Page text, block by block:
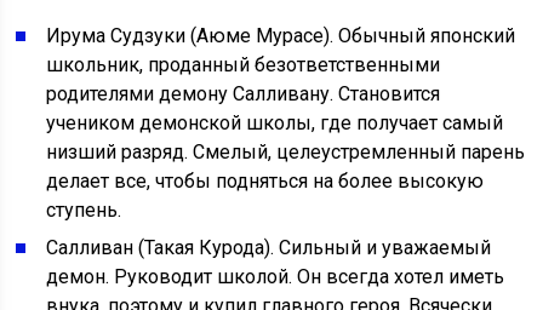
Ирума Судзуки (Аюме Мурасе). Обычный японский
школьник, проданный безответственными
родителями демону Салливану. Становится
учеником демонской школы, где получает самый
низший разряд. Смелый, целеустремленный парень
делает все, чтобы подняться на более высокую
ступень.
Салливан (Такая Курода). Сильный и уважаемый
демон. Руководит школой. Он всегда хотел иметь